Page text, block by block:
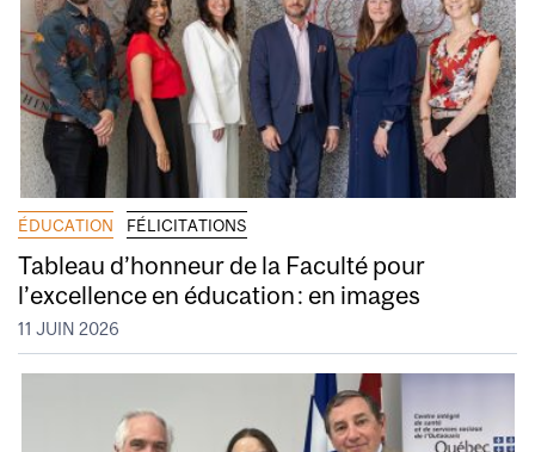
ÉDUCATION FÉLICITATIONS
Tableau d’honneur de la Faculté pour
l’excellence en éducation : en images
11 JUIN 2026